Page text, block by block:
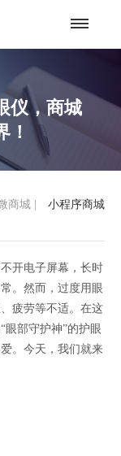
仪，商城
！
小程序商城
商城
开电子屏幕，长时
。然而，过度用眼
疲劳等不适。在这
眼部守护神”的护眼
。今天，我们就来